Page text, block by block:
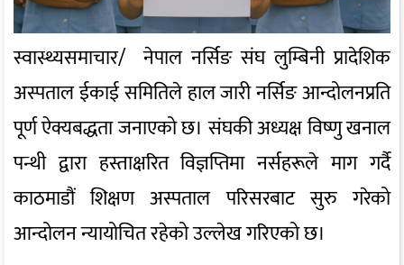
स्वास्थ्यसमाचार/ नेपाल नर्सिङ संघ लुम्बिनी प्रादेशिक
अस्पताल ईकाई समितिले हाल जारी नर्सिङ आन्दोलनप्रति
पूर्ण ऐक्यबद्धता जनाएको छ। संघकी अध्यक्ष विष्णु खनाल
पन्थी द्वारा हस्ताक्षरित विज्ञप्तिमा नर्सहरूले माग गर्दै
काठमाडौं शिक्षण अस्पताल परिसरबाट सुरु गरेको
आन्दोलन न्यायोचित रहेको उल्लेख गरिएको छ।